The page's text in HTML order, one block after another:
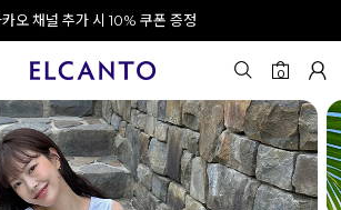
10시 이전 결제 완료 시 오늘 출발!
원가입 시 최대 20% 쿠폰 지급
오 채널 추가 시 10% 쿠폰 증정
0